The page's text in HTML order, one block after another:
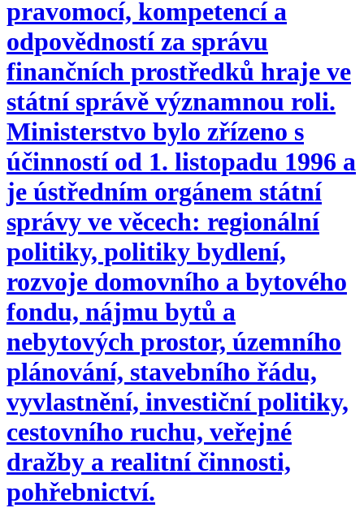
pravomocí, kompetencí a
odpovědností za správu
finančních prostředků hraje ve
státní správě významnou roli.
Ministerstvo bylo zřízeno s
účinností od 1. listopadu 1996 a
je ústředním orgánem státní
správy ve věcech: regionální
politiky, politiky bydlení,
rozvoje domovního a bytového
fondu, nájmu bytů a
nebytových prostor, územního
plánování, stavebního řádu,
vyvlastnění, investiční politiky,
cestovního ruchu, veřejné
dražby a realitní činnosti,
pohřebnictví.